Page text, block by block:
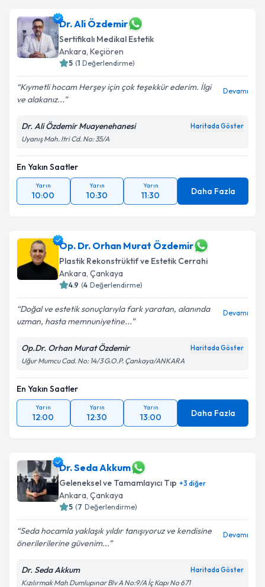
Dr. Ali Özdemir
Sertifikalı Medikal Estetik
Ankara, Keçiören
5 (1 Değerlendirme)
Kıymetli hocam Herşey için çok teşekkür ederim. İlgi
ve alakanız...
Devamı
Dr. Ali Özdemir Muayenehanesi Haritada Göster
Uyanış Mah. Itri Cd. No: 35/A
En Yakın Saatler
Yarın
10:00
Yarın
10:30
Yarın
11:30 Daha Fazla
Op. Dr. Orhan Murat Özdemir
Plastik Rekonstrüktif ve Estetik Cerrahi
Ankara, Çankaya
4.9 (4 Değerlendirme)
Doğal ve estetik sonuçlarıyla fark yaratan, alanında
uzman, hasta memnuniyetine...
Devamı
Op.Dr. Orhan Murat Özdemir Haritada Göster
Uğur Mumcu Cad. No: 14/3 G.O.P. Çankaya/ANKARA
En Yakın Saatler
Yarın
12:00
Yarın
12:30
Yarın
13:00 Daha Fazla
Dr. Seda Akkum
Geleneksel ve Tamamlayıcı Tıp +3 diğer
Ankara, Çankaya
5 (7 Değerlendirme)
Seda hocamla yaklaşık yıldır tanışıyoruz ve kendisine
önerilerilerine güvenim...
Devamı
Dr. Seda Akkum Haritada Göster
Kızılırmak Mah Dumlupınar Blv A No:9/A İç Kapı No 671